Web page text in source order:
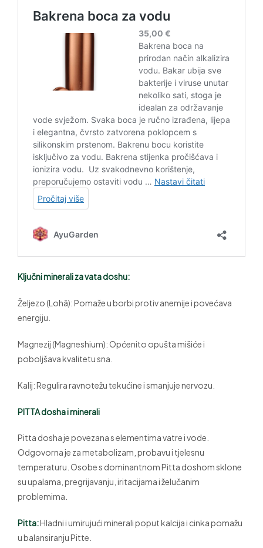
Ključni minerali za vata doshu:
Željezo (Lohā): Pomaže u borbi protiv anemije i povećava
energiju.
Magnezij (Magneshium): Općenito opušta mišiće i
poboljšava kvalitetu sna.
Kalij: Regulira ravnotežu tekućine i smanjuje nervozu.
PITTA dosha i minerali
Pitta dosha je povezana s elementima vatre i vode.
Odgovorna je za metabolizam, probavu i tjelesnu
temperaturu. Osobe s dominantnom Pitta doshom sklone
su upalama, pregrijavanju, iritacijama i želučanim
problemima.
Pitta:Hladni i umirujući minerali poput kalcija i cinka pomažu
u balansiranju Pitte.